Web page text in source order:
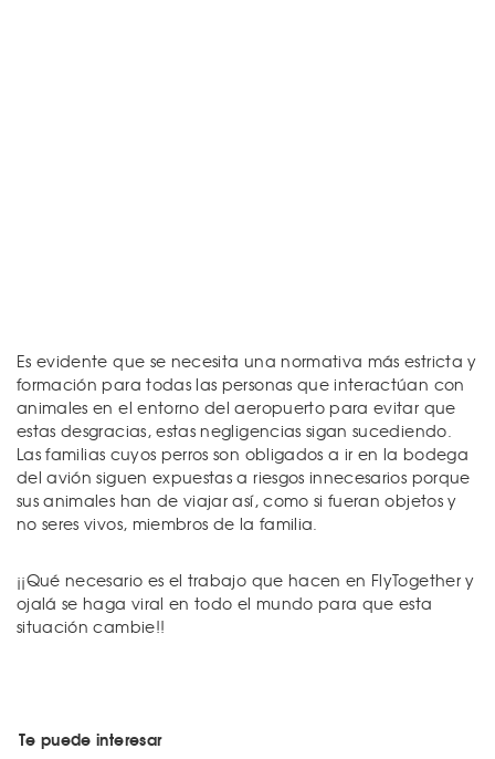
Es evidente que se necesita una normativa más estricta y
formación para todas las personas que interactúan con
animales en el entorno del aeropuerto para evitar que
estas desgracias, estas negligencias sigan sucediendo.
Las familias cuyos perros son obligados a ir en la bodega
del avión siguen expuestas a riesgos innecesarios porque
sus animales han de viajar así, como si fueran objetos y
no seres vivos, miembros de la familia.
¡¡Qué necesario es el trabajo que hacen en FlyTogether y
ojalá se haga viral en todo el mundo para que esta
situación cambie!!
Te puede interesar